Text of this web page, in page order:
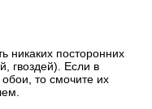
никаких посторонних
гвоздей). Если в
то смочите их